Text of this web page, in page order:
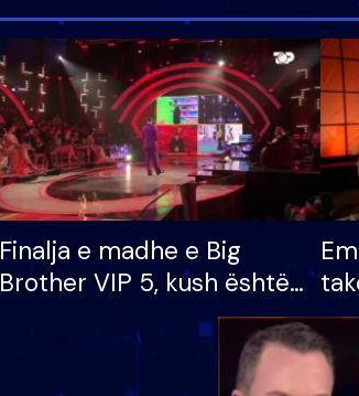
Finalja e madhe e Big
Brother VIP 5, kush është
banori i parë që lë shtëpinë
dhe humb mundësinë për
të fituar çmimin e madh